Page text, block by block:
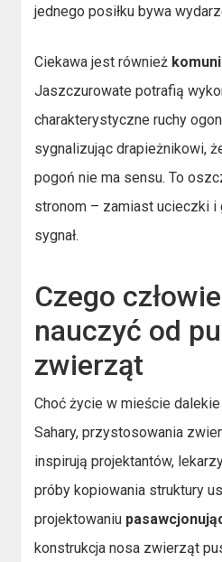
jednego posiłku bywa
Ciekawa jest również
Jaszczurowate potrafią
charakterystyczne ruchy
sygnalizując drapieżnikowi,
pogoń nie ma sensu. To
stronom – zamiast ucieczki i
sygnał.
Czego
nauczyć od
zwierząt
Choć życie w mieście
Sahary, przystosowania
inspirują projektantów,
próby kopiowania struktury
projektowaniu
konstrukcja nosa zwierząt